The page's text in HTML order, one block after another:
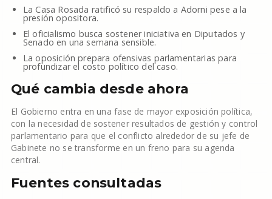
La Casa Rosada ratificó su respaldo a Adorni pese a la
presión opositora.
El oficialismo busca sostener iniciativa en Diputados y
Senado en una semana sensible.
La oposición prepara ofensivas parlamentarias para
profundizar el costo político del caso.
Qué cambia desde ahora
El Gobierno entra en una fase de mayor exposición política,
con la necesidad de sostener resultados de gestión y control
parlamentario para que el conflicto alrededor de su jefe de
Gabinete no se transforme en un freno para su agenda
central.
Fuentes consultadas